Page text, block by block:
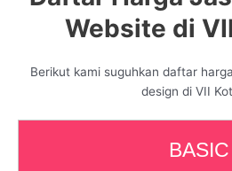
Website di
Berikut kami suguhkan daftar
design di VII
BASIC